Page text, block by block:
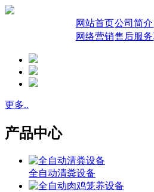
网站首页公司简介
网络营销售后服务
更多..
产品中心
全自动清粪设备